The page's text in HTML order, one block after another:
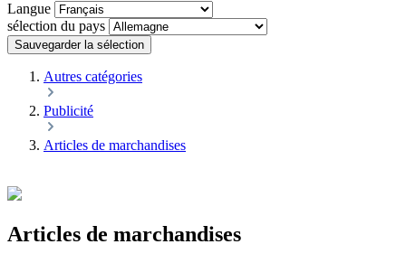
Langue
sélection du pays
Sauvegarder la sélection
Autres catégories
Publicité
Articles de marchandises
Articles de marchandises